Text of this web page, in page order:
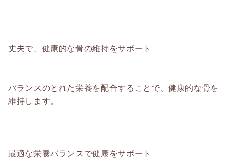
丈夫で、健康的な骨の維持をサポート
バランスのとれた栄養を配合することで、健康的な骨を
維持します。
最適な栄養バランスで健康をサポート